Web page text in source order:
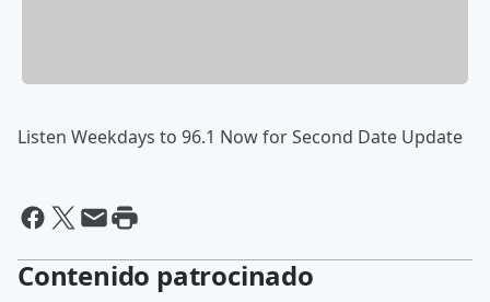
Listen Weekdays to 96.1 Now for Second Date Update
Contenido patrocinado